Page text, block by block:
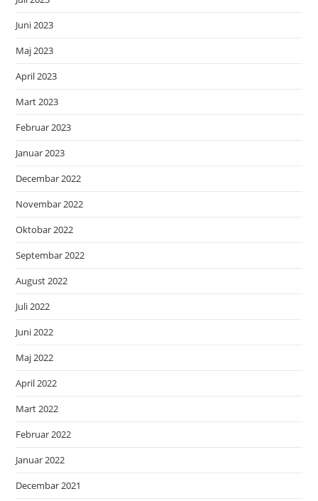
Juni 2023
Maj 2023
April 2023
Mart 2023
Februar 2023
Januar 2023
Decembar 2022
Novembar 2022
Oktobar 2022
Septembar 2022
August 2022
Juli 2022
Juni 2022
Maj 2022
April 2022
Mart 2022
Februar 2022
Januar 2022
Decembar 2021